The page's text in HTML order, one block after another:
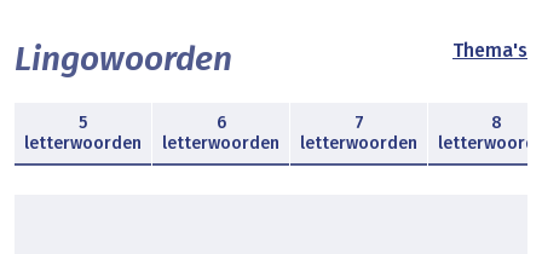
Lingowoorden Thema's
5
letterwoorden
6
letterwoorden
7
letterwoorden
8